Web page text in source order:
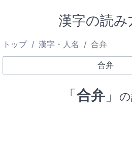
漢字の読み
トップ 漢字・人名 合弁
「合弁 」